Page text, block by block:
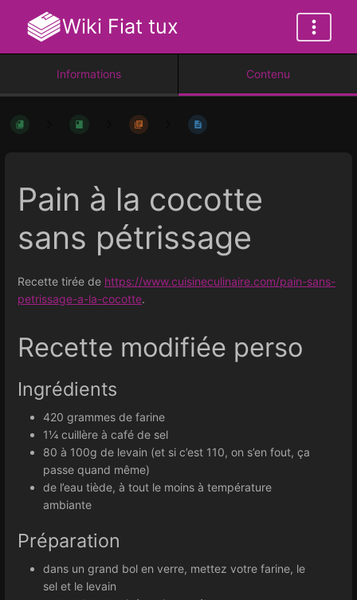
Wiki Fiat tux
Informations Contenu
Pain à la cocotte
sans pétrissage
Recette tirée de https://www.cuisineculinaire.com/pain-sans-
petrissage-a-la-cocotte.
Recette modifiée perso
Ingrédients
420 grammes de farine
1¼ cuillère à café de sel
80 à 100g de levain (et si c’est 110, on s’en fout, ça
passe quand même)
de l’eau tiède, à tout le moins à température
ambiante
Préparation
dans un grand bol en verre, mettez votre farine, le
sel et le levain